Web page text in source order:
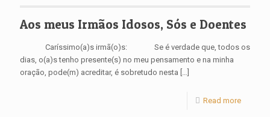
Aos meus Irmãos Idosos, Sós e Doentes
Caríssimo(a)s irmã(o)s: Se é verdade que, todos os
dias, o(a)s tenho presente(s) no meu pensamento e na minha
oração, pode(m) acreditar, é sobretudo nesta […]
Read more